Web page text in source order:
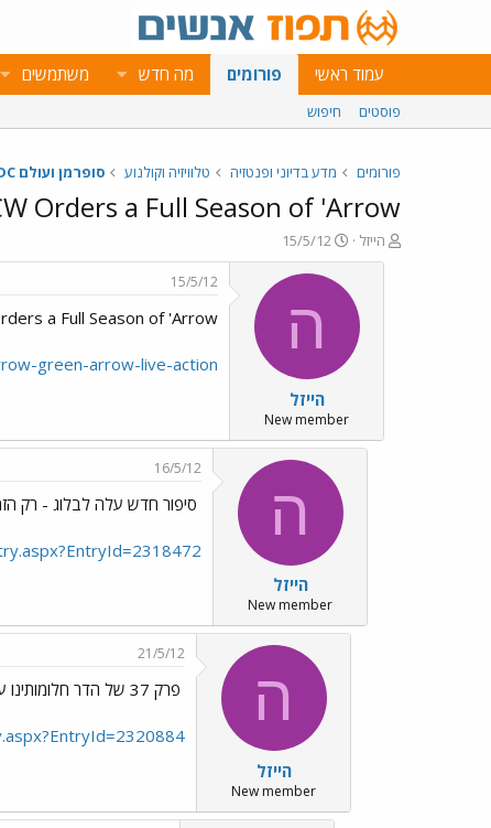
עמוד ראשי פורומים מה חדש משתמשים
פוסטים חיפוש
פורומים מדע בדיוני ופנטזיה טלוויזיה וקולנוע סופרמן ועולם DC
Orders a Full Season of 'Arrow'
פ
ו
הייזל
פ
ו
ר
א
י
ך
15/5/12
ה
הייזל
New member
15/5/12
a Full Season of 'Arrow'
green-arrow-live-action/
ה
הייזל
New member
16/5/12
סיפור חדש עלה לבלוג - רק
ה
הייזל
New member
21/5/12
פרק 37 של הדר חלומותינו עלה לבלוג